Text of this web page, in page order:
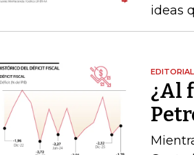
ideas
EDITORIAL
¿Al